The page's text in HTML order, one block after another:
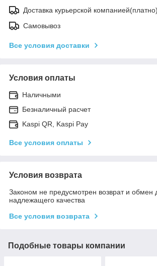
Доставка курьерской компанией(платно)
Самовывоз
Все условия доставки
Условия оплаты
Наличными
Безналичный расчет
Kaspi QR, Kaspi Pay
Все условия оплаты
Условия возврата
Законом не предусмотрен возврат и обмен
надлежащего качества
Все условия возврата
Подобные товары компании